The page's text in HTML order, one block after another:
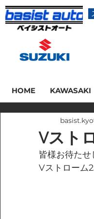
HOME KAWASAKI
Vスト
皆様お待たせ
Vストローム